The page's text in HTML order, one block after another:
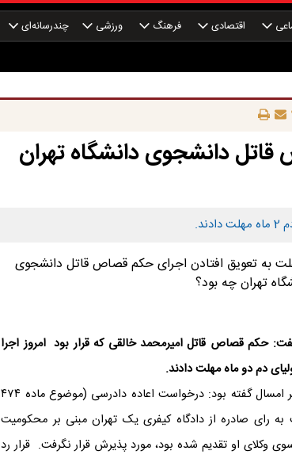
اقتصادی فرهنگ ورزشی چندرسانه‌ای
دانشجوی دانشگاه تهران
حکم قصاص قاتل امیرمحمد خالقی که قرار بود امروز اجرا
دم دو ماه مهلت دادند.
حاجی اسفندیاری وکیل مدافع اولیای دم پرونده قتل امیرمحمدخالقی ۲۹ تیر امسال گفته بود: درخواست اعاده دادرسی (موضوع ماده ۴۷۴
رای صادره از دادگاه کیفری یک تهران مبنی بر محکومیت
وکلای او تقدیم شده بود، مورد پذیرش قرار نگرفت. قرار رد